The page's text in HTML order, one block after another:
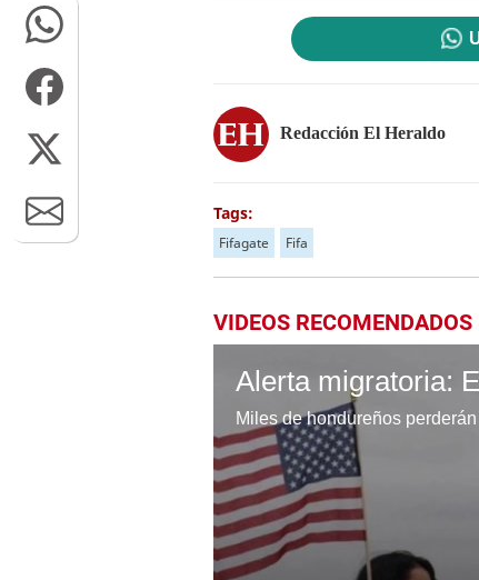
Redacción El Heraldo
Tags:
Fifagate Fifa
VIDEOS RECOMENDADOS